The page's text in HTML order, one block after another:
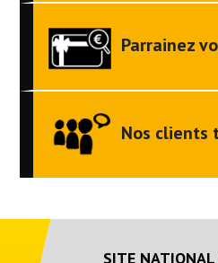
Parrainez
Nos clients
SITE NATIONAL